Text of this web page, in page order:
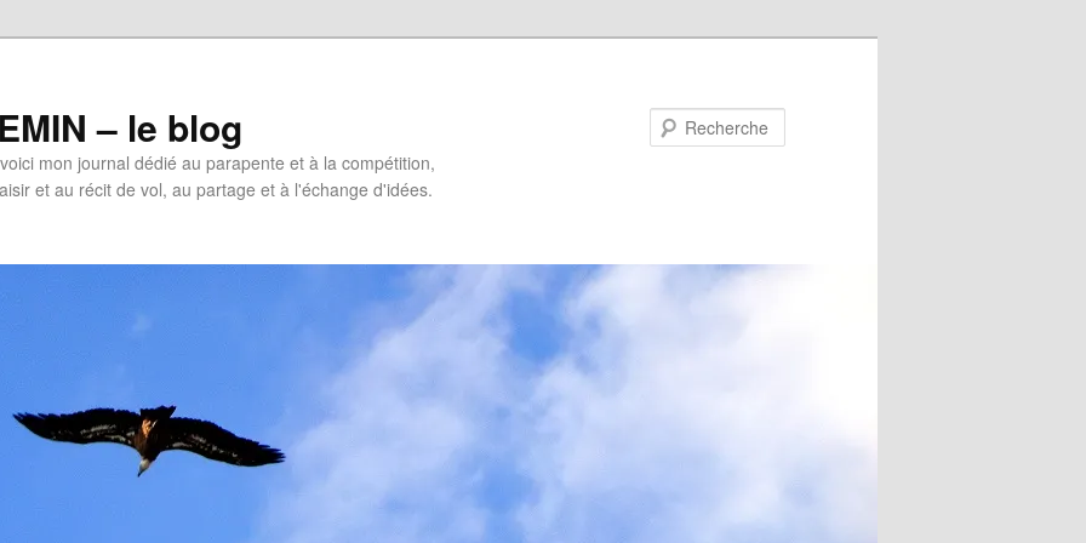
– le blog
mon journal dédié au parapente et à la compétition,
et au récit de vol, au partage et à l'échange d'idées.